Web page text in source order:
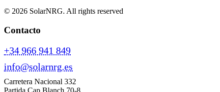
© 2026 SolarNRG. All rights reserved
Contacto
+34 966 941 849
info@solarnrg.es
Carretera Nacional 332
Partida Cap Blanch 70-8